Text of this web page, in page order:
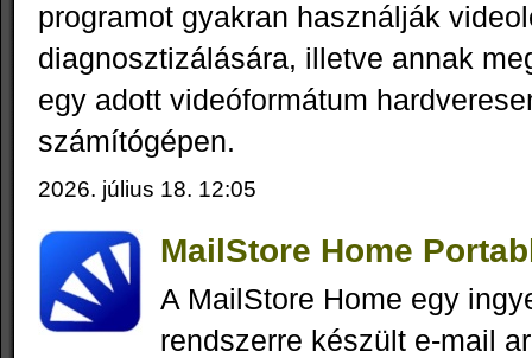
programot gyakran használják
diagnosztizálására, illetve annak
egy adott videóformátum
számítógépen.
2026. július 18. 12:05
MailStore Home
A MailStore Home egy
rendszerre készült e-mail